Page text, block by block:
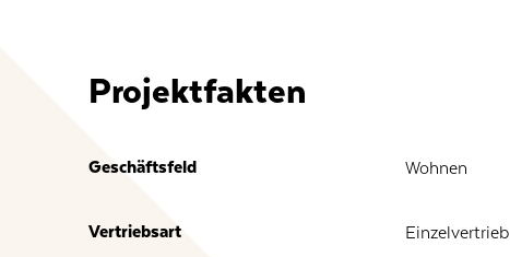
Projektfakten
Geschäftsfeld Wohnen
Vertriebsart Einzelvertrieb